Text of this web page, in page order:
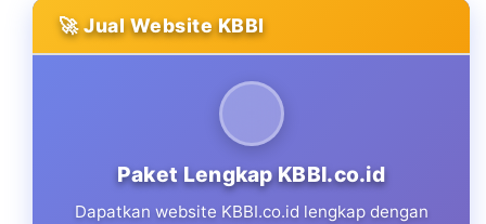
🚀 Jual Website KBBI
Paket Lengkap KBBI.co.id
Dapatkan website KBBI.co.id lengkap dengan